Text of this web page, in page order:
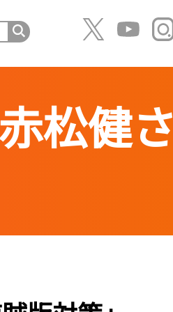
松健さ